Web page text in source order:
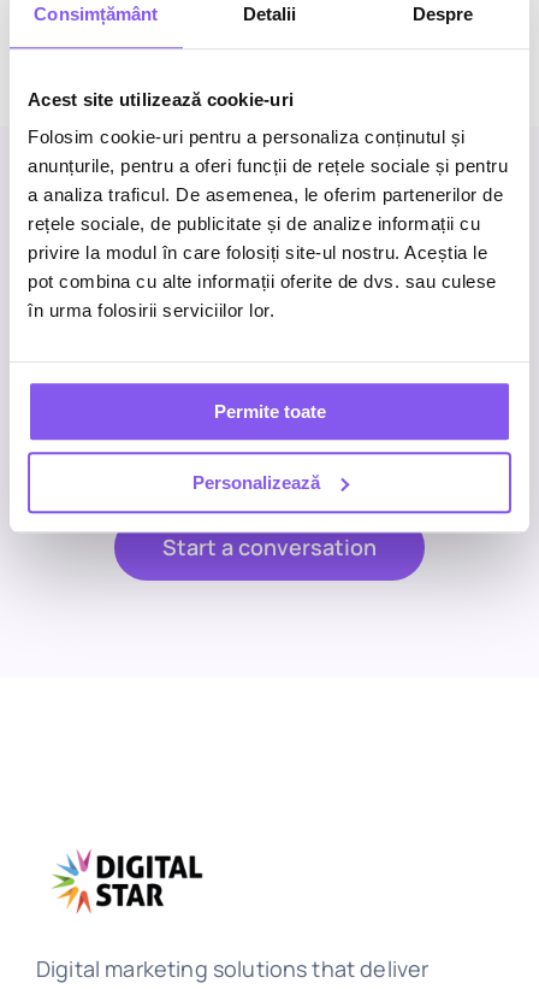
Consimțământ Detalii Despre
Acest site utilizează cookie-uri
Folosim cookie-uri pentru a personaliza conținutul și
anunțurile, pentru a oferi funcții de rețele sociale și pentru
a analiza traficul. De asemenea, le oferim partenerilor de
rețele sociale, de publicitate și de analize informații cu
privire la modul în care folosiți site-ul nostru. Aceștia le
pot combina cu alte informații oferite de dvs. sau culese
în urma folosirii serviciilor lor.
Permite toate
Personalizează
Business inquiries
Work with us.
What’s next for your brand?
We’re here to help you achieve it.
Start a conversation
Digital marketing solutions that deliver